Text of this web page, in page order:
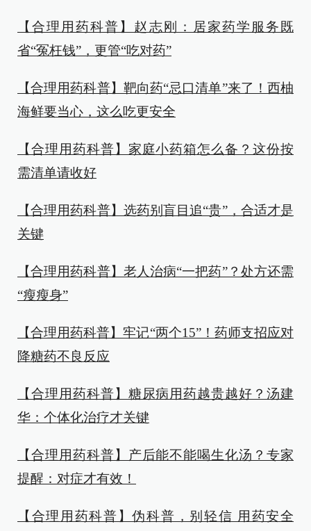
【合理用药科普】赵志刚：居家药学服务既
省“冤枉钱”，更管“吃对药”
【合理用药科普】靶向药“忌口清单”来了！西柚
海鲜要当心，这么吃更安全
【合理用药科普】家庭小药箱怎么备？这份按
需清单请收好
【合理用药科普】选药别盲目追“贵”，合适才是
关键
【合理用药科普】老人治病“一把药”？处方还需
“瘦瘦身”
【合理用药科普】牢记“两个15”！药师支招应对
降糖药不良反应
【合理用药科普】糖尿病用药越贵越好？汤建
华：个体化治疗才关键
【合理用药科普】产后能不能喝生化汤？专家
提醒：对症才有效！
【合理用药科普】伪科普，别轻信 用药安全